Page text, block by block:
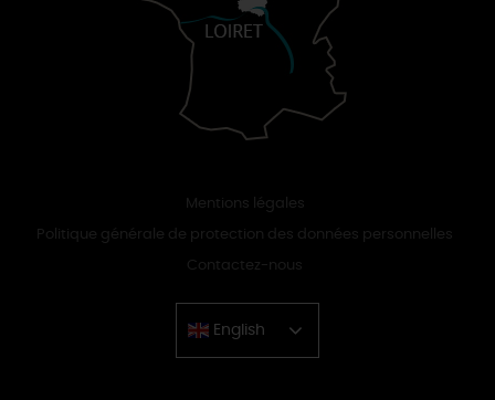
Mentions légales
Politique générale de protection des données personnelles
Contactez-nous
English
Chinese